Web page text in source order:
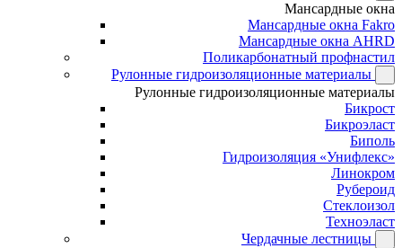
Мансардные окна
Мансардные окна Fakro
Мансардные окна AHRD
Поликарбонатный профнастил
Рулонные гидроизоляционные материалы
Рулонные гидроизоляционные материалы
Бикрост
Бикроэласт
Биполь
Гидроизоляция «Унифлекс»
Линокром
Рубероид
Стеклоизол
Техноэласт
Чердачные лестницы